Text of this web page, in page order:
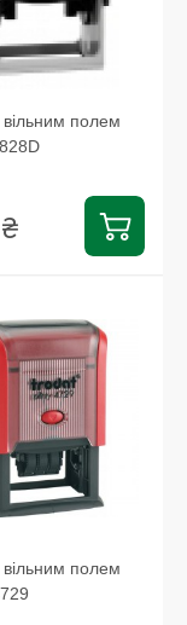
вільним полем
₴
вільним полем